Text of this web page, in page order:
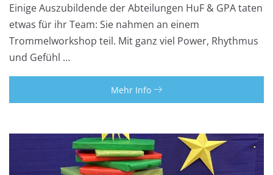
Einige Auszubildende der Abteilungen HuF & GPA taten
etwas für ihr Team: Sie nahmen an einem
Trommelworkshop teil. Mit ganz viel Power, Rhythmus
und Gefühl …
Mehr Info